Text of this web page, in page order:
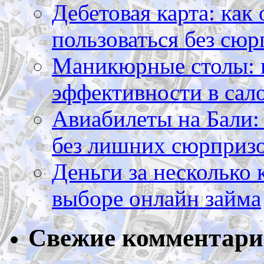
Дебетовая карта:
пользоваться без
Маникюрные столы:
эффективности в
Авиабилеты на Бали:
без лишних
Деньги за
выборе онлайн займа
Свежие